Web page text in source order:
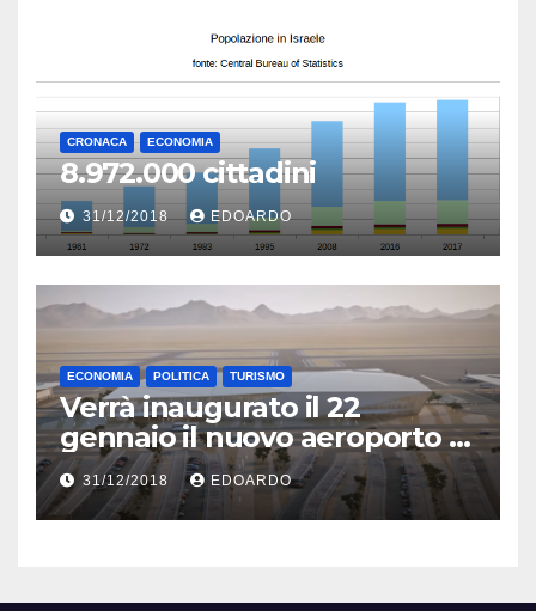
CRONACA ECONOMIA
8.972.000 cittadini
31/12/2018 EDOARDO
ECONOMIA POLITICA TURISMO
Verrà inaugurato il 22
gennaio il nuovo aeroporto di
Eilat
31/12/2018 EDOARDO